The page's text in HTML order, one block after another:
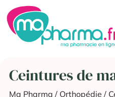
Ceintures de
Ma Pharma / Orthopédie /